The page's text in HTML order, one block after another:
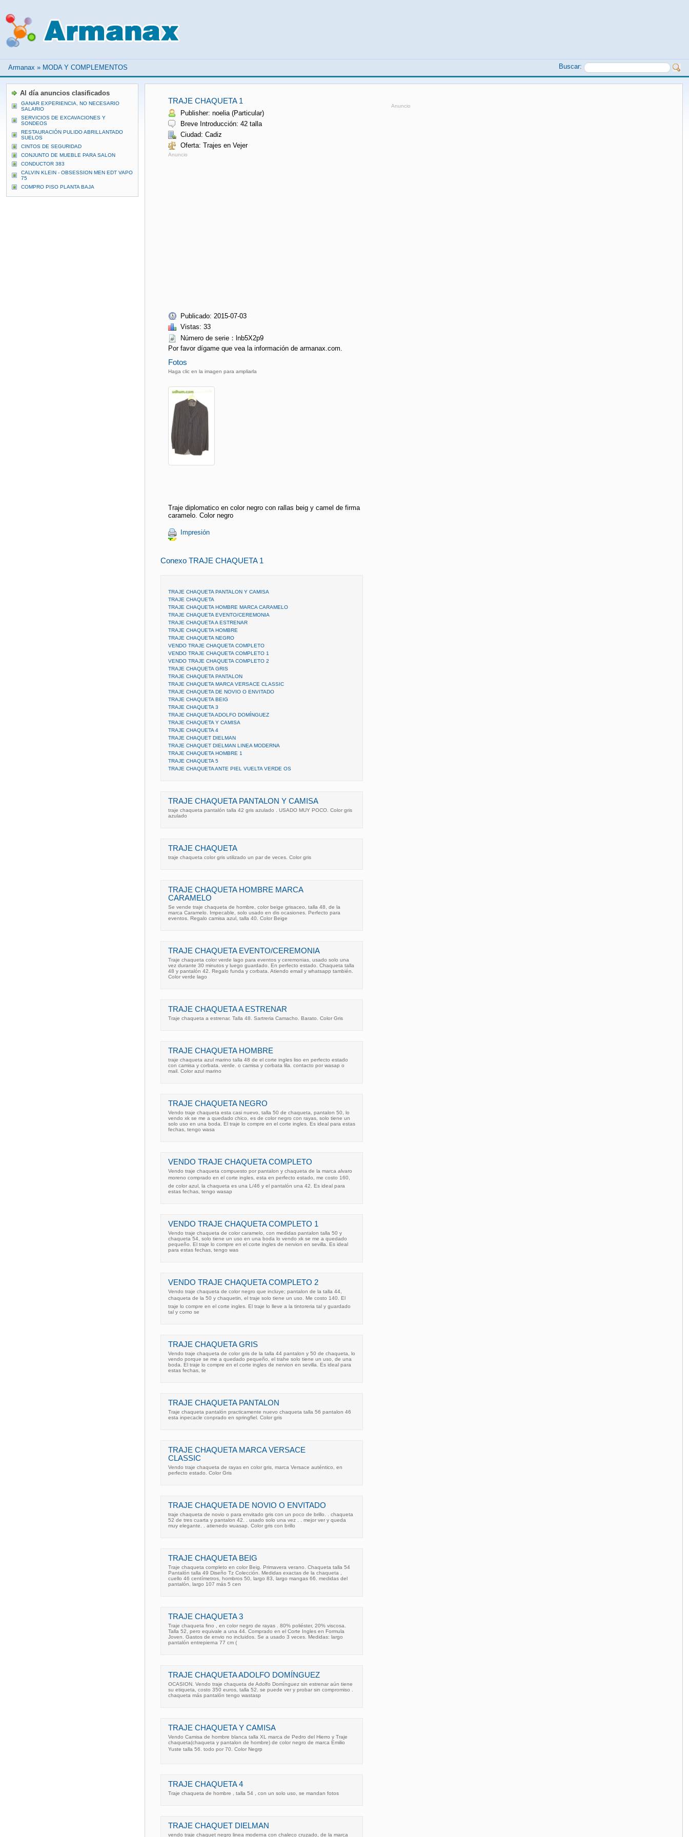
Armanax » MODA Y COMPLEMENTOS Buscar:
TRAJE CHAQUETA 1
Publisher: noelia (Particular)
Breve Introducción: 42 talla
Ciudad: Cadiz
Oferta: Trajes en Vejer
Anuncio
Publicado: 2015-07-03
Vistas: 33
Número de serie：lnb5X2p9
Por favor dígame que vea la información de armanax.com.
Fotos
Haga clic en la imagen para ampliarla
Traje diplomatico en color negro con rallas beig y camel de firma
caramelo. Color negro
Impresión
Anuncio
Conexo TRAJE CHAQUETA 1
TRAJE CHAQUETA PANTALON Y CAMISA
TRAJE CHAQUETA
TRAJE CHAQUETA HOMBRE MARCA CARAMELO
TRAJE CHAQUETA EVENTO/CEREMONIA
TRAJE CHAQUETA A ESTRENAR
TRAJE CHAQUETA HOMBRE
TRAJE CHAQUETA NEGRO
VENDO TRAJE CHAQUETA COMPLETO
VENDO TRAJE CHAQUETA COMPLETO 1
VENDO TRAJE CHAQUETA COMPLETO 2
TRAJE CHAQUETA GRIS
TRAJE CHAQUETA PANTALON
TRAJE CHAQUETA MARCA VERSACE CLASSIC
TRAJE CHAQUETA DE NOVIO O ENVITADO
TRAJE CHAQUETA BEIG
TRAJE CHAQUETA 3
TRAJE CHAQUETA ADOLFO DOMÍNGUEZ
TRAJE CHAQUETA Y CAMISA
TRAJE CHAQUETA 4
TRAJE CHAQUET DIELMAN
TRAJE CHAQUET DIELMAN LINEA MODERNA
TRAJE CHAQUETA HOMBRE 1
TRAJE CHAQUETA 5
TRAJE CHAQUETA ANTE PIEL VUELTA VERDE OS
TRAJE CHAQUETA PANTALON Y CAMISA
traje chaqueta pantalón talla 42 gris azulado . USADO MUY POCO. Color gris
azulado
TRAJE CHAQUETA
traje chaqueta color gris utilizado un par de veces. Color gris
TRAJE CHAQUETA HOMBRE MARCA
CARAMELO
Se vende traje chaqueta de hombre, color beige grisaceo, talla 48, de la
marca Caramelo. Impecable, solo usado en dis ocasiones. Perfecto para
eventos. Regalo camisa azul, talla 40. Color Beige
TRAJE CHAQUETA EVENTO/CEREMONIA
Traje chaqueta color verde lago para eventos y ceremonias, usado solo una
vez durante 30 minutos y luego guardado. En perfecto estado. Chaqueta talla
48 y pantalón 42. Regalo funda y corbata. Atiendo email y whatsapp también.
Color verde lago
TRAJE CHAQUETA A ESTRENAR
Traje chaqueta a estrenar. Talla 48. Sartreria Camacho. Barato. Color Gris
TRAJE CHAQUETA HOMBRE
traje chaqueta azul marino talla 48 de el corte ingles liso en perfecto estado
con camisa y corbata. verde. o camisa y corbata lila. contacto por wasap o
mail. Color azul marino
TRAJE CHAQUETA NEGRO
Vendo traje chaqueta esta casi nuevo, talla 50 de chaqueta, pantalon 50, lo
vendo xk se me a quedado chico, es de color negro con rayas, solo tiene un
solo uso en una boda. El traje lo compre en el corte ingles. Es ideal para estas
fechas, tengo wasa
VENDO TRAJE CHAQUETA COMPLETO
Vendo traje chaqueta compuesto por pantalon y chaqueta de la marca alvaro
moreno comprado en el corte ingles, esta en perfecto estado, me costo 160,
de color azul, la chaqueta es una L/46 y el pantalón una 42. Es ideal para
estas fechas, tengo wasap
VENDO TRAJE CHAQUETA COMPLETO 1
Vendo traje chaqueta de color caramelo, con medidas pantalon talla 50 y
chaqueta 54, solo tiene un uso en una boda lo vendo xk se me a quedado
pequeño. El traje lo compre en el corte ingles de nervion en sevilla. Es ideal
para estas fechas, tengo was
VENDO TRAJE CHAQUETA COMPLETO 2
Vendo traje chaqueta de color negro que incluye; pantalon de la talla 44,
chaqueta de la 50 y chaquetin, el traje solo tiene un uso. Me costo 140. El
traje lo compre en el corte ingles. El traje lo lleve a la tintoreria tal y guardado
tal y como se
TRAJE CHAQUETA GRIS
Vendo traje chaqueta de color gris de la talla 44 pantalon y 50 de chaqueta, lo
vendo porque se me a quedado pequeño, el trahe solo tiene un uso, de una
boda. El traje lo compre en el corte ingles de nervion en sevilla. Es ideal para
estas fechas, te
TRAJE CHAQUETA PANTALON
Traje chaqueta pantalón practicamente nuevo chaqueta talla 56 pantalon 46
esta inpecacle conprado en springfiel. Color gris
TRAJE CHAQUETA MARCA VERSACE
CLASSIC
Vendo traje chaqueta de rayas en color gris, marca Versace auténtico, en
perfecto estado. Color Gris
TRAJE CHAQUETA DE NOVIO O ENVITADO
traje chaqueta de novio o para envitado gris con un poco de brillo. . chaqueta
52 de tres cuarta y pantalon 42. . usado solo una vez . . mejor ver y queda
muy elegante. . atienedo wuasap. Color gris con brillo
TRAJE CHAQUETA BEIG
Traje chaqueta completo en color Beig. Primavera verano. Chaqueta talla 54
Pantalón talla 49 Diseño Tz Colección. Medidas exactas de la chaqueta ,
cuello 46 centímetros, hombros 50, largo 83, largo mangas 66. medidas del
pantalón, largo 107 más 5 cen
TRAJE CHAQUETA 3
Traje chaqueta fino , en color negro de rayas . 80% poliéster, 20% viscosa.
Talla 52, pero equivale a una 44. Comprado en el Corte Ingles en Formula
Joven. Gastos de envio no incluidos. Se a usado 3 veces. Medidas: largo
pantalón entrepierna 77 cm (
TRAJE CHAQUETA ADOLFO DOMÍNGUEZ
OCASION. Vendo traje chaqueta de Adolfo Domínguez sin estrenar aún tiene
su etiqueta, costo 350 euros, talla 52. se puede ver y probar sin compromiso .
chaqueta más pantalón tengo wastasp
TRAJE CHAQUETA Y CAMISA
Vendo Camisa de hombre blanca talla XL marca de Pedro del Hierro y Traje
chaqueta(chaqueta y pantalon de hombre) de color negro de marca Emilio
Yuste talla 56. todo por 70. Color Negrp
TRAJE CHAQUETA 4
Traje chaqueta de hombre , talla 54 , con un solo uso, se mandan fotos
TRAJE CHAQUET DIELMAN
vendo traje chaquet negro linea moderna con chaleco cruzado, de la marca
Al día anuncios clasificados
GANAR EXPERIENCIA, NO NECESARIO
SALARIO
SERVICIOS DE EXCAVACIONES Y
SONDEOS
RESTAURACIÓN PULIDO ABRILLANTADO
SUELOS
CINTOS DE SEGURIDAD
CONJUNTO DE MUEBLE PARA SALON
CONDUCTOR 383
CALVIN KLEIN - OBSESSION MEN EDT VAPO
75
COMPRO PISO PLANTA BAJA